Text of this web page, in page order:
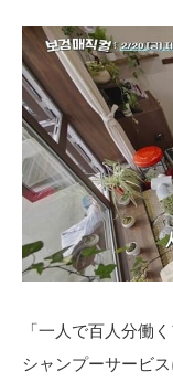
「一人で百人分働
シャンプーサービ